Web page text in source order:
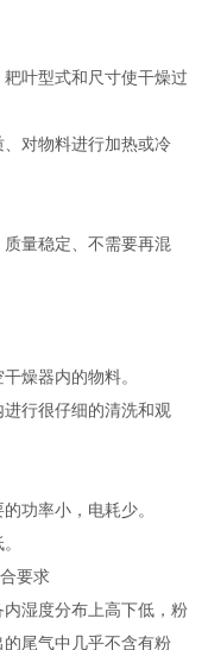
叶型式和尺寸使干燥过
对物料进行加热或冷
量稳定、不需要再混
燥器内的物料。
行很仔细的清洗和观
功率小，电耗少。
要求
湿度分布上高下低，粉
尾气中几乎不含有粉